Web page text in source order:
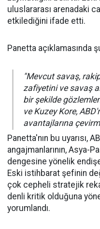
uluslararası arenadaki
etkilediğini ifade etti.
Panetta açıklamasında
"Mevcut savaş,
zafiyetini ve savaş
bir şekilde
ve Kuzey Kore,
avantajlarına
Panetta'nın bu uyarısı,
angajmanlarının, Asya-
dengesine yönelik
Eski istihbarat şefinin
çok cepheli stratejik
denli kritik olduğuna
yorumlandı.